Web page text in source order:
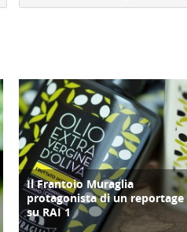
FOCUS
Il Frantoio Muraglia
protagonista di un reportage
su RAI 1